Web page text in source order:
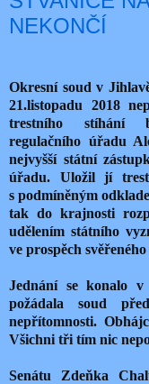
NEKONČÍ
Okresní soud v
21.listopadu 2018
trestního stíhání
regulačního úřadu
nejvyšší státní
úřadu. Uložil jí
s podmíněným
tak do krajnosti
udělením státního
ve prospěch
Jednání se konalo v
požádala soud
nepřítomnosti.
Všichni tři tím nic
Senátu Zdeňka